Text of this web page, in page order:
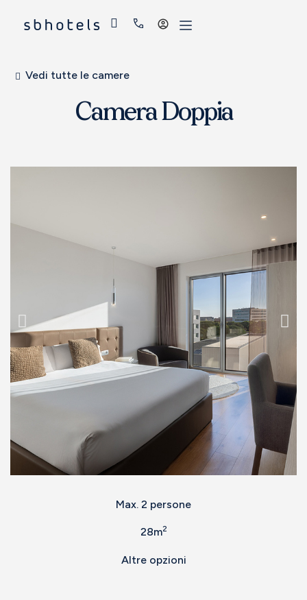
Accedi
Vedi tutte le camere
Camera Doppia
Max. 2 persone
28m2
Altre opzioni